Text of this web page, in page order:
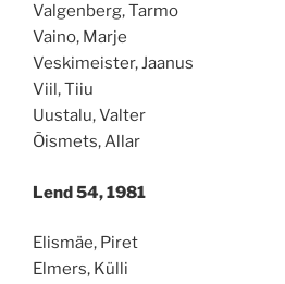
Valgenberg, Tarmo
Vaino, Marje
Veskimeister, Jaanus
Viil, Tiiu
Uustalu, Valter
Õismets, Allar
Lend 54, 1981
Elismäe, Piret
Elmers, Külli